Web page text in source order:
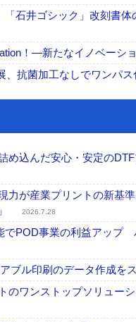
石井ゴシック」改刻書体
！―新たなイノベー
、抗菌加工なしでワンパス
込んだ安心・安定の
が産業プリントの新基
2026.7.28
POD事業の利益アップ
ル印刷のデータ作成を
ワンストップソリュー